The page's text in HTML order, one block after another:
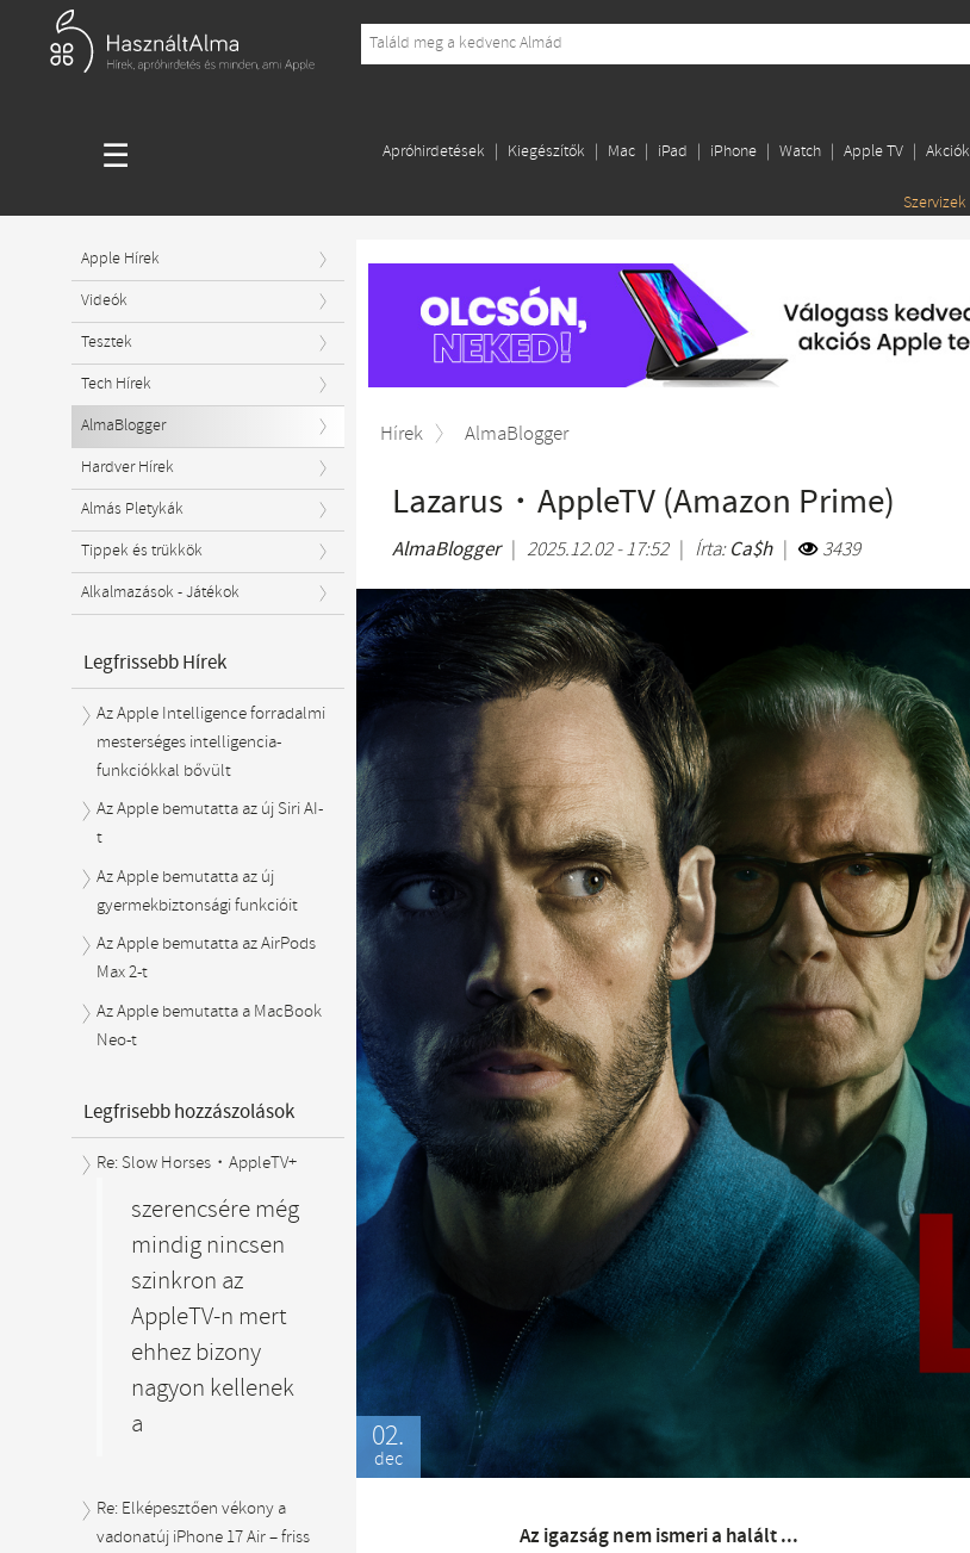
☰ Apróhirdetések Kiegészítők Mac iPad iPhone Watch Apple TV Akciók
Szervizek
Hírek AlmaBlogger
Lazarus・AppleTV (Amazon Prime)
AlmaBlogger | 2025.12.02 - 17:52| Írta:Ca$h | 3439
02.
dec
Az igazság nem ismeri a halált ...
Apple Hírek
Videók
Tesztek
Tech Hírek
AlmaBlogger
Hardver Hírek
Almás Pletykák
Tippek és trükkök
Alkalmazások - Játékok
Legfrissebb Hírek
Az Apple Intelligence forradalmi
mesterséges intelligencia-
funkciókkal bővült
Az Apple bemutatta az új Siri AI-
t
Az Apple bemutatta az új
gyermekbiztonsági funkcióit
Az Apple bemutatta az AirPods
Max 2-t
Az Apple bemutatta a MacBook
Neo-t
Legfrisebb hozzászolások
Re: Slow Horses・AppleTV+
szerencsére még
mindig nincsen
szinkron az
AppleTV-n mert
ehhez bizony
nagyon kellenek
a
Re: Elképesztően vékony a
vadonatúj iPhone 17 Air – friss